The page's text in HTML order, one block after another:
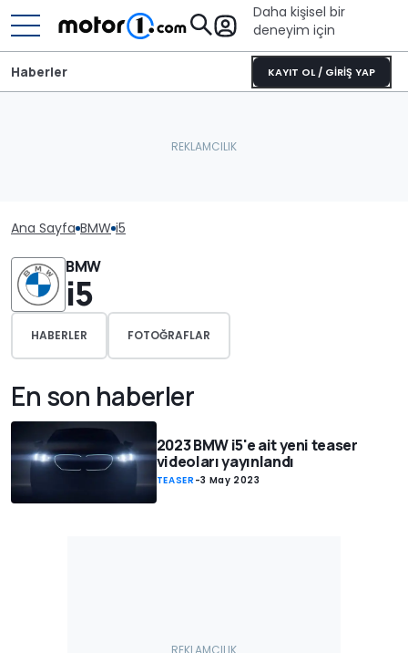
Daha kişisel bir
deneyim için
KAYIT OL / GİRİŞ YAP
Haberler
Ana Sayfa BMW i5
BMW
i5
HABERLER FOTOĞRAFLAR
En son haberler
2023 BMW i5'e ait yeni teaser
videoları yayınlandı
TEASER -3 May 2023